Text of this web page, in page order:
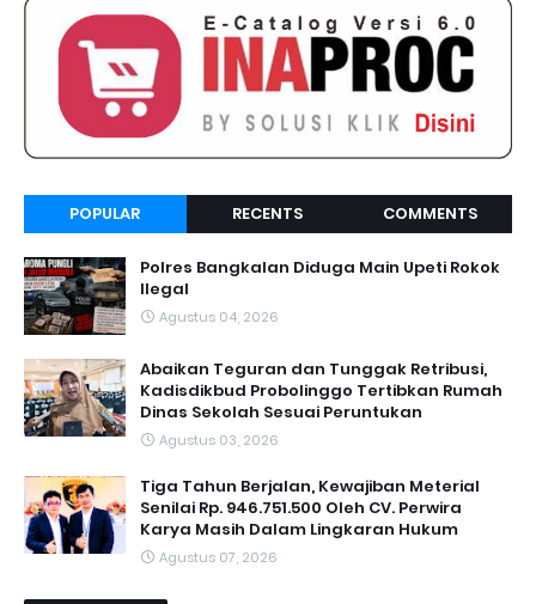
POPULAR RECENTS COMMENTS
Polres Bangkalan Diduga Main Upeti Rokok
Ilegal
Agustus 04, 2026
Abaikan Teguran dan Tunggak Retribusi,
Kadisdikbud Probolinggo Tertibkan Rumah
Dinas Sekolah Sesuai Peruntukan
Agustus 03, 2026
Tiga Tahun Berjalan, Kewajiban Meterial
Senilai Rp. 946.751.500 Oleh CV. Perwira
Karya Masih Dalam Lingkaran Hukum
Agustus 07, 2026